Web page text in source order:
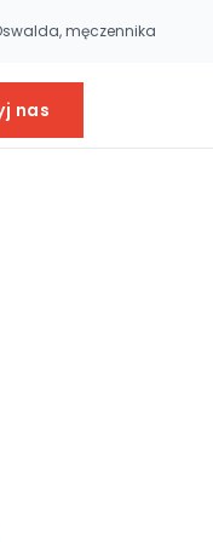
męczennika
nas